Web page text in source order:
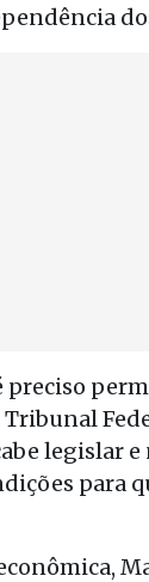
preciso
Tribunal
legislar
para